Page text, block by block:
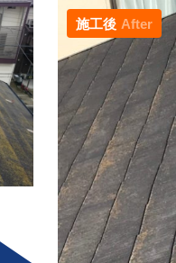
施工後 After